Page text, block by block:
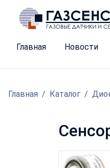
Главная Новости
Главная Каталог